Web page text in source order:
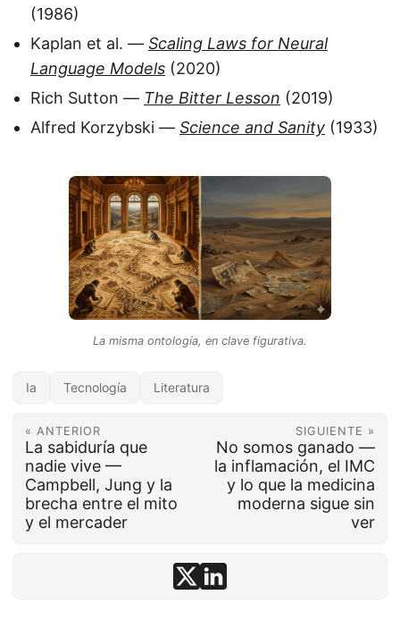
(1986)
Kaplan et al. — Scaling Laws for Neural
Language Models (2020)
Rich Sutton — The Bitter Lesson (2019)
Alfred Korzybski — Science and Sanity (1933)
La misma ontología, en clave figurativa.
Ia Tecnología Literatura
« ANTERIOR
La sabiduría que
nadie vive —
Campbell, Jung y la
brecha entre el mito
y el mercader
SIGUIENTE »
No somos ganado —
la inflamación, el IMC
y lo que la medicina
moderna sigue sin
ver